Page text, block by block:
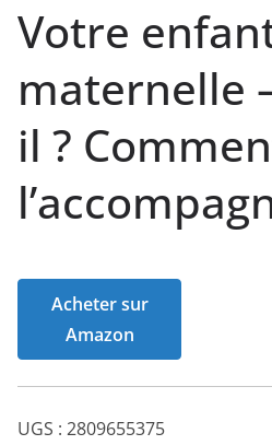
Votre
maternelle
il ?
Acheter sur
Amazon
UGS : 2809655375